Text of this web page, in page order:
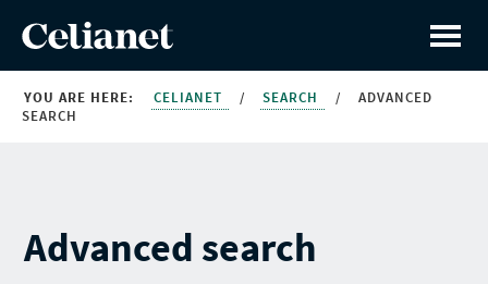
YOU ARE HERE: CELIANET / SEARCH /
ADVANCED
SEARCH
Advanced search